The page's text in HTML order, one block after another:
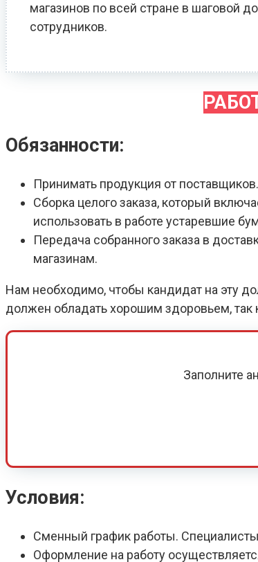
магазинов по всей стране в шаговой
сотрудников.
Обязанности:
Принимать продукция от
Сборка целого заказа, который
использовать в работе устаревшие
Передача собранного заказа в
магазинам.
Нам необходимо, чтобы кандидат на эту
должен обладать хорошим здоровьем, так
Заполните
Условия:
Сменный график работы.
Оформление на работу